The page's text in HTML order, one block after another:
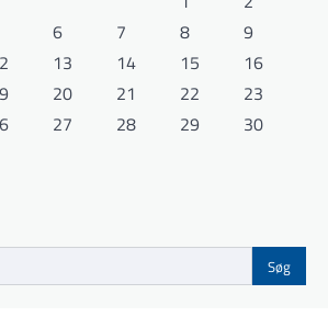
6 7 8
9
13 14 15
16
20 21 22
23
27 28 29
30